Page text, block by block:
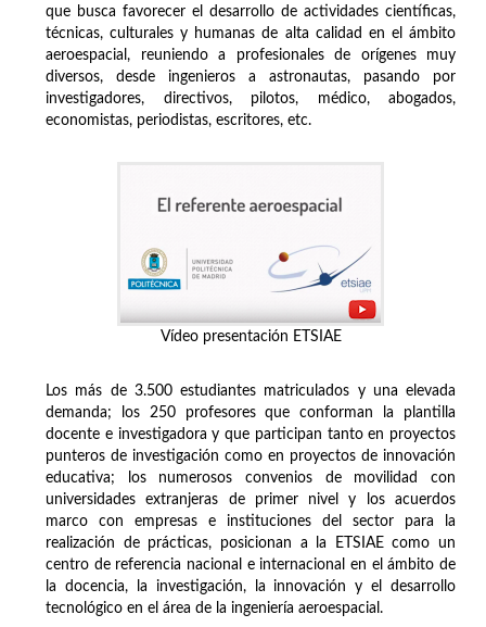
que busca favorecer el desarrollo de actividades científicas,
técnicas, culturales y humanas de alta calidad en el ámbito
aeroespacial, reuniendo a profesionales de orígenes muy
diversos, desde ingenieros a astronautas, pasando por
investigadores, directivos, pilotos, médico, abogados,
economistas, periodistas, escritores, etc.
Vídeo presentación ETSIAE
Los más de 3.500 estudiantes matriculados y una elevada
demanda; los 250 profesores que conforman la plantilla
docente e investigadora y que participan tanto en proyectos
punteros de investigación como en proyectos de innovación
educativa; los numerosos convenios de movilidad con
universidades extranjeras de primer nivel y los acuerdos
marco con empresas e instituciones del sector para la
realización de prácticas, posicionan a la ETSIAE como un
centro de referencia nacional e internacional en el ámbito de
la docencia, la investigación, la innovación y el desarrollo
tecnológico en el área de la ingeniería aeroespacial.